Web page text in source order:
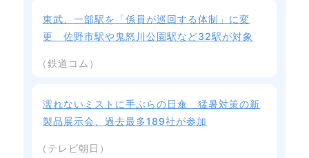
東武、一部駅を「係員が巡回する体制」に変
更 佐野市駅や鬼怒川公園駅など32駅が対象
（鉄道コム）
濡れないミストに手ぶらの日傘 猛暑対策の新
製品展示会、過去最多189社が参加
（テレビ朝日）